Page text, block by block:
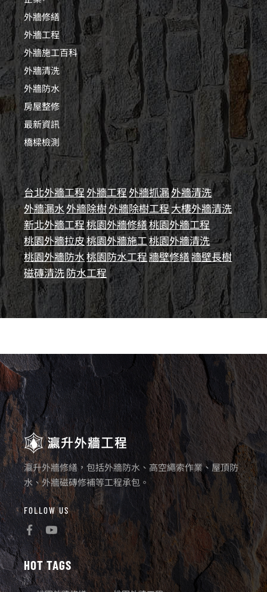
外牆修繕
外牆工程
外牆施工百科
外牆清洗
外牆防水
房屋整修
最新資訊
橋樑檢測
台北外牆工程外牆工程外牆抓漏外牆清洗
外牆漏水 外牆除樹外牆除樹工程大樓外牆清洗
新北外牆工程桃園外牆修繕桃園外牆工程
桃園外牆拉皮桃園外牆施工桃園外牆清洗
桃園外牆防水 桃園防水工程牆壁修繕牆壁長樹
磁磚清洗 防水工程
瀛升外牆修繕，包括外牆防水、高空繩索作業、屋頂防
水、外牆磁磚修補等工程承包。
FOLLOW US
HOT TAGS